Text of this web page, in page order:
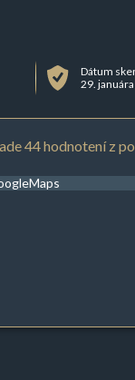
Dátum
29.
44 hodnotení z